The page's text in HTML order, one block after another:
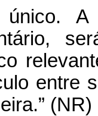
único.
entre
(NR)